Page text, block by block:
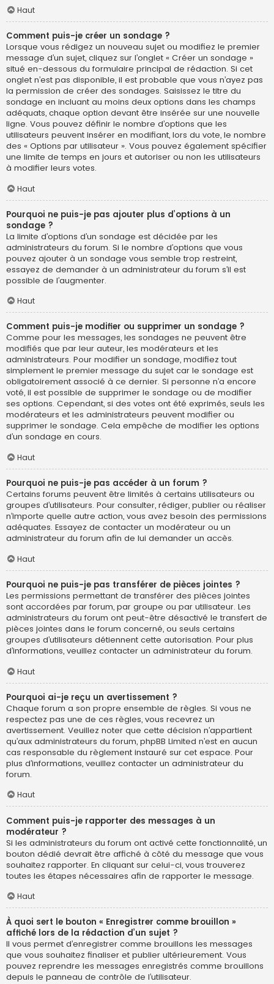
Haut
Comment puis-je créer un sondage ?
Lorsque vous rédigez un nouveau sujet ou modifiez le premier
message d’un sujet, cliquez sur l’onglet « Créer un sondage »
situé en-dessous du formulaire principal de rédaction. Si cet
onglet n’est pas disponible, il est probable que vous n’ayez pas
la permission de créer des sondages. Saisissez le titre du
sondage en incluant au moins deux options dans les champs
adéquats, chaque option devant être insérée sur une nouvelle
ligne. Vous pouvez définir le nombre d’options que les
utilisateurs peuvent insérer en modifiant, lors du vote, le nombre
des « Options par utilisateur ». Vous pouvez également spécifier
une limite de temps en jours et autoriser ou non les utilisateurs
à modifier leurs votes.
Haut
Pourquoi ne puis-je pas ajouter plus d’options à un
sondage ?
La limite d’options d’un sondage est décidée par les
administrateurs du forum. Si le nombre d’options que vous
pouvez ajouter à un sondage vous semble trop restreint,
essayez de demander à un administrateur du forum s’il est
possible de l’augmenter.
Haut
Comment puis-je modifier ou supprimer un sondage ?
Comme pour les messages, les sondages ne peuvent être
modifiés que par leur auteur, les modérateurs et les
administrateurs. Pour modifier un sondage, modifiez tout
simplement le premier message du sujet car le sondage est
obligatoirement associé à ce dernier. Si personne n’a encore
voté, il est possible de supprimer le sondage ou de modifier
ses options. Cependant, si des votes ont été exprimés, seuls les
modérateurs et les administrateurs peuvent modifier ou
supprimer le sondage. Cela empêche de modifier les options
d’un sondage en cours.
Haut
Pourquoi ne puis-je pas accéder à un forum ?
Certains forums peuvent être limités à certains utilisateurs ou
groupes d’utilisateurs. Pour consulter, rédiger, publier ou réaliser
n’importe quelle autre action, vous avez besoin des permissions
adéquates. Essayez de contacter un modérateur ou un
administrateur du forum afin de lui demander un accès.
Haut
Pourquoi ne puis-je pas transférer de pièces jointes ?
Les permissions permettant de transférer des pièces jointes
sont accordées par forum, par groupe ou par utilisateur. Les
administrateurs du forum ont peut-être désactivé le transfert de
pièces jointes dans le forum concerné, ou seuls certains
groupes d’utilisateurs détiennent cette autorisation. Pour plus
d’informations, veuillez contacter un administrateur du forum.
Haut
Pourquoi ai-je reçu un avertissement ?
Chaque forum a son propre ensemble de règles. Si vous ne
respectez pas une de ces règles, vous recevrez un
avertissement. Veuillez noter que cette décision n’appartient
qu’aux administrateurs du forum, phpBB Limited n’est en aucun
cas responsable du règlement instauré sur cet espace. Pour
plus d’informations, veuillez contacter un administrateur du
forum.
Haut
Comment puis-je rapporter des messages à un
modérateur ?
Si les administrateurs du forum ont activé cette fonctionnalité, un
bouton dédié devrait être affiché à côté du message que vous
souhaitez rapporter. En cliquant sur celui-ci, vous trouverez
toutes les étapes nécessaires afin de rapporter le message.
Haut
À quoi sert le bouton « Enregistrer comme brouillon »
affiché lors de la rédaction d’un sujet ?
Il vous permet d’enregistrer comme brouillons les messages
que vous souhaitez finaliser et publier ultérieurement. Vous
pouvez reprendre les messages enregistrés comme brouillons
depuis le panneau de contrôle de l’utilisateur.